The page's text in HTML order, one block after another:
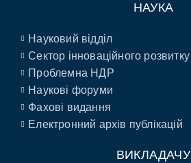
НАУКА
Науковий відділ
Сектор інноваційного розвитку
Проблемна НДР
Наукові форуми
Фахові видання
Електронний архів публікацій
ВИКЛАДАЧУ